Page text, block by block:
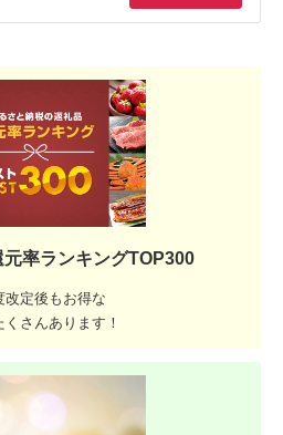
率ランキングTOP300
改定後もお得な
さんあります！